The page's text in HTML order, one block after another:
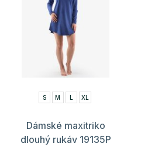
S M L XL
Dámské maxitriko
dlouhý rukáv 19135P